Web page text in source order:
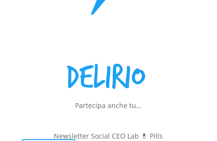
Partecipa anche tu…
Newsletter Social CEO Lab 💊 Pills